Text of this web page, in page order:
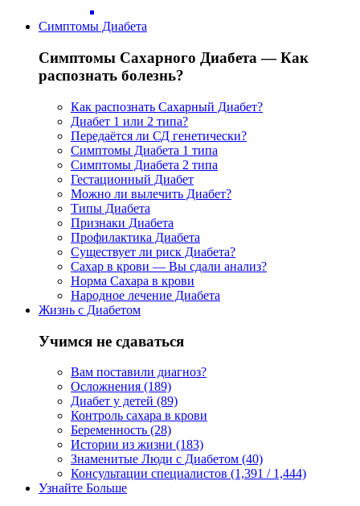
Симптомы Диабета
Симптомы Сахарного Диабета — Как
распознать болезнь?
Как распознать Сахарный Диабет?
Диабет 1 или 2 типа?
Передаётся ли СД генетически?
Симптомы Диабета 1 типа
Симптомы Диабета 2 типа
Гестационный Диабет
Можно ли вылечить Диабет?
Типы Диабета
Признаки Диабета
Профилактика Диабета
Существует ли риск Диабета?
Сахар в крови — Вы сдали анализ?
Норма Сахара в крови
Народное лечение Диабета
Жизнь с Диабетом
Учимся не сдаваться
Вам поставили диагноз?
Осложнения (189)
Диабет у детей (89)
Контроль сахара в крови
Беременность (28)
Истории из жизни (183)
Знаменитые Люди с Диабетом (40)
Консультации специалистов (1,391 / 1,444)
Узнайте Больше